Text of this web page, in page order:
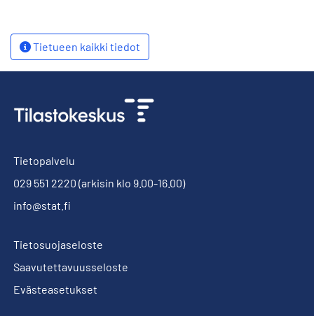
Tietueen kaikki tiedot
Tietopalvelu
029 551 2220 (arkisin klo 9.00-16.00)
info@stat.fi
Tietosuojaseloste
Saavutettavuusseloste
Evästeasetukset